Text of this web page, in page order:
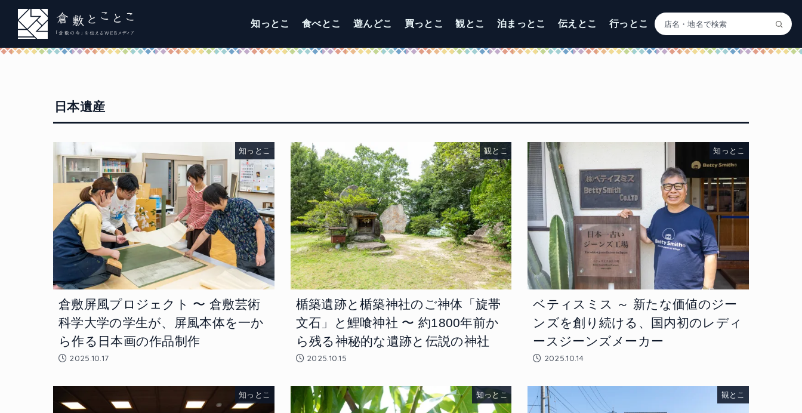
知っとこ 食べとこ 遊んどこ 買っとこ 観とこ 泊まっとこ 伝えとこ 行っとこ
日本遺産
知っとこ
倉敷屏風プロジェクト 〜 倉敷芸術
科学大学の学生が、屏風本体を一か
ら作る日本画の作品制作
2025.10.17
観とこ
楯築遺跡と楯築神社のご神体「旋帯
文石」と鯉喰神社 〜 約1800年前か
ら残る神秘的な遺跡と伝説の神社
2025.10.15
知っとこ
ベティスミス ～ 新たな価値のジー
ンズを創り続ける、国内初のレディ
ースジーンズメーカー
2025.10.14
知っとこ 知っとこ 観とこ